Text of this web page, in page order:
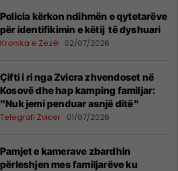
Policia kërkon ndihmën e qytetarëve
për identifikimin e këtij të dyshuari
Kronika e Zezë 02/07/2026
Çifti i ri nga Zvicra zhvendoset në
Kosovë dhe hap kamping familjar:
"Nuk jemi penduar asnjë ditë"
Telegrafi Zvicer 01/07/2026
Pamjet e kamerave zbardhin
përleshjen mes familjarëve ku